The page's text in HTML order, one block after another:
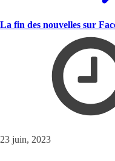
La fin des nouvelles sur
23 juin, 2023